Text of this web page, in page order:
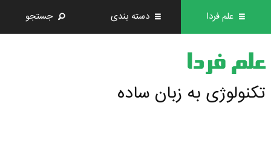
علم فردا دسته بندی جستجو
علم فردا
تکنولوژی به زبان ساده